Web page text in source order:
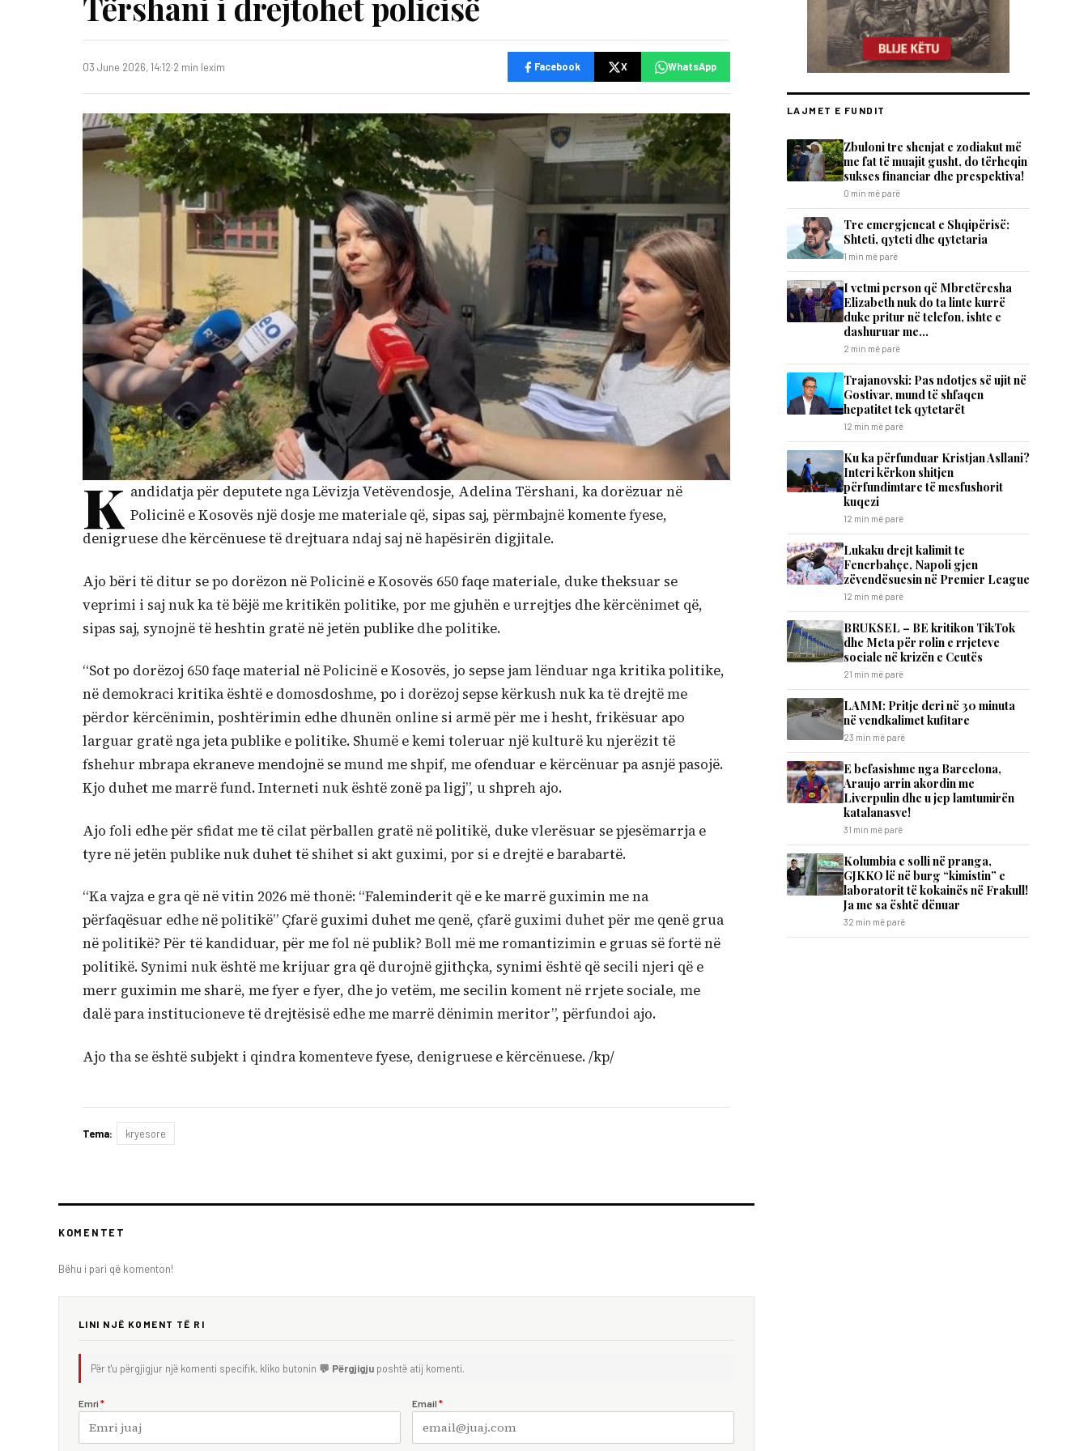
03 June 2026, 14:12·2 min lexim Facebook X WhatsApp
K andidatja për deputete nga Lëvizja Vetëvendosje, Adelina Tërshani, ka dorëzuar në
Policinë e Kosovës një dosje me materiale që, sipas saj, përmbajnë komente fyese,
denigruese dhe kërcënuese të drejtuara ndaj saj në hapësirën digjitale.
Ajo bëri të ditur se po dorëzon në Policinë e Kosovës 650 faqe materiale, duke theksuar se
veprimi i saj nuk ka të bëjë me kritikën politike, por me gjuhën e urrejtjes dhe kërcënimet që,
sipas saj, synojnë të heshtin gratë në jetën publike dhe politike.
“Sot po dorëzoj 650 faqe material në Policinë e Kosovës, jo sepse jam lënduar nga kritika politike,
në demokraci kritika është e domosdoshme, po i dorëzoj sepse kërkush nuk ka të drejtë me
përdor kërcënimin, poshtërimin edhe dhunën online si armë për me i hesht, frikësuar apo
larguar gratë nga jeta publike e politike. Shumë e kemi toleruar një kulturë ku njerëzit të
fshehur mbrapa ekraneve mendojnë se mund me shpif, me ofenduar e kërcënuar pa asnjë pasojë.
Kjo duhet me marrë fund. Interneti nuk është zonë pa ligj”, u shpreh ajo.
Ajo foli edhe për sfidat me të cilat përballen gratë në politikë, duke vlerësuar se pjesëmarrja e
tyre në jetën publike nuk duhet të shihet si akt guximi, por si e drejtë e barabartë.
“Ka vajza e gra që në vitin 2026 më thonë: “Faleminderit që e ke marrë guximin me na
përfaqësuar edhe në politikë” Çfarë guximi duhet me qenë, çfarë guximi duhet për me qenë grua
në politikë? Për të kandiduar, për me fol në publik? Boll më me romantizimin e gruas së fortë në
politikë. Synimi nuk është me krijuar gra që durojnë gjithçka, synimi është që secili njeri që e
merr guximin me sharë, me fyer e fyer, dhe jo vetëm, me secilin koment në rrjete sociale, me
dalë para institucioneve të drejtësisë edhe me marrë dënimin meritor”, përfundoi ajo.
Ajo tha se është subjekt i qindra komenteve fyese, denigruese e kërcënuese. /kp/
Tema: kryesore
KOMENTET
Bëhu i pari që komenton!
LINI NJË KOMENT TË RI
Për t'u përgjigjur një komenti specifik, kliko butonin 💬 Përgjigju poshtë atij komenti.
Emri * Email *
LAJMET E FUNDIT
Zbuloni tre shenjat e zodiakut më
me fat të muajit gusht, do tërheqin
sukses financiar dhe prespektiva!
0 min më parë
Tre emergjencat e Shqipërisë:
Shteti, qyteti dhe qytetaria
1 min më parë
I vetmi person që Mbretëresha
Elizabeth nuk do ta linte kurrë
duke pritur në telefon, ishte e
dashuruar me…
2 min më parë
Trajanovski: Pas ndotjes së ujit në
Gostivar, mund të shfaqen
hepatitet tek qytetarët
12 min më parë
Ku ka përfunduar Kristjan Asllani?
Interi kërkon shitjen
përfundimtare të mesfushorit
kuqezi
12 min më parë
Lukaku drejt kalimit te
Fenerbahçe, Napoli gjen
zëvendësuesin në Premier League
12 min më parë
BRUKSEL – BE kritikon TikTok
dhe Meta për rolin e rrjeteve
sociale në krizën e Ceutës
21 min më parë
LAMM: Pritje deri në 30 minuta
në vendkalimet kufitare
23 min më parë
E befasishme nga Barcelona,
Araujo arrin akordin me
Liverpulin dhe u jep lamtumirën
katalanasve!
31 min më parë
Kolumbia e solli në pranga,
GJKKO lë në burg “kimistin” e
laboratorit të kokainës në Frakull!
Ja me sa është dënuar
32 min më parë